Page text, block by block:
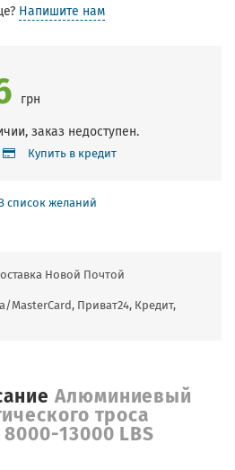
Напишите нам
грн
заказ недоступен.
Купить в кредит
список желаний
Новой Почтой
MasterCard, Приват24, Кредит,
Алюминиевый
троса
13000 LBS